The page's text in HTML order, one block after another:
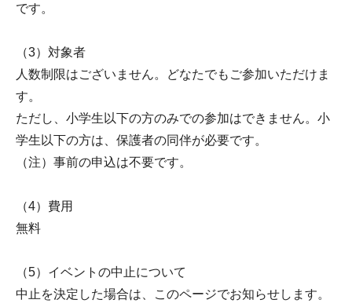
です。
（3）対象者
人数制限はございません。どなたでもご参加いただけま
す。
ただし、小学生以下の方のみでの参加はできません。小
学生以下の方は、保護者の同伴が必要です。
（注）事前の申込は不要です。
（4）費用
無料
（5）イベントの中止について
中止を決定した場合は、このページでお知らせします。